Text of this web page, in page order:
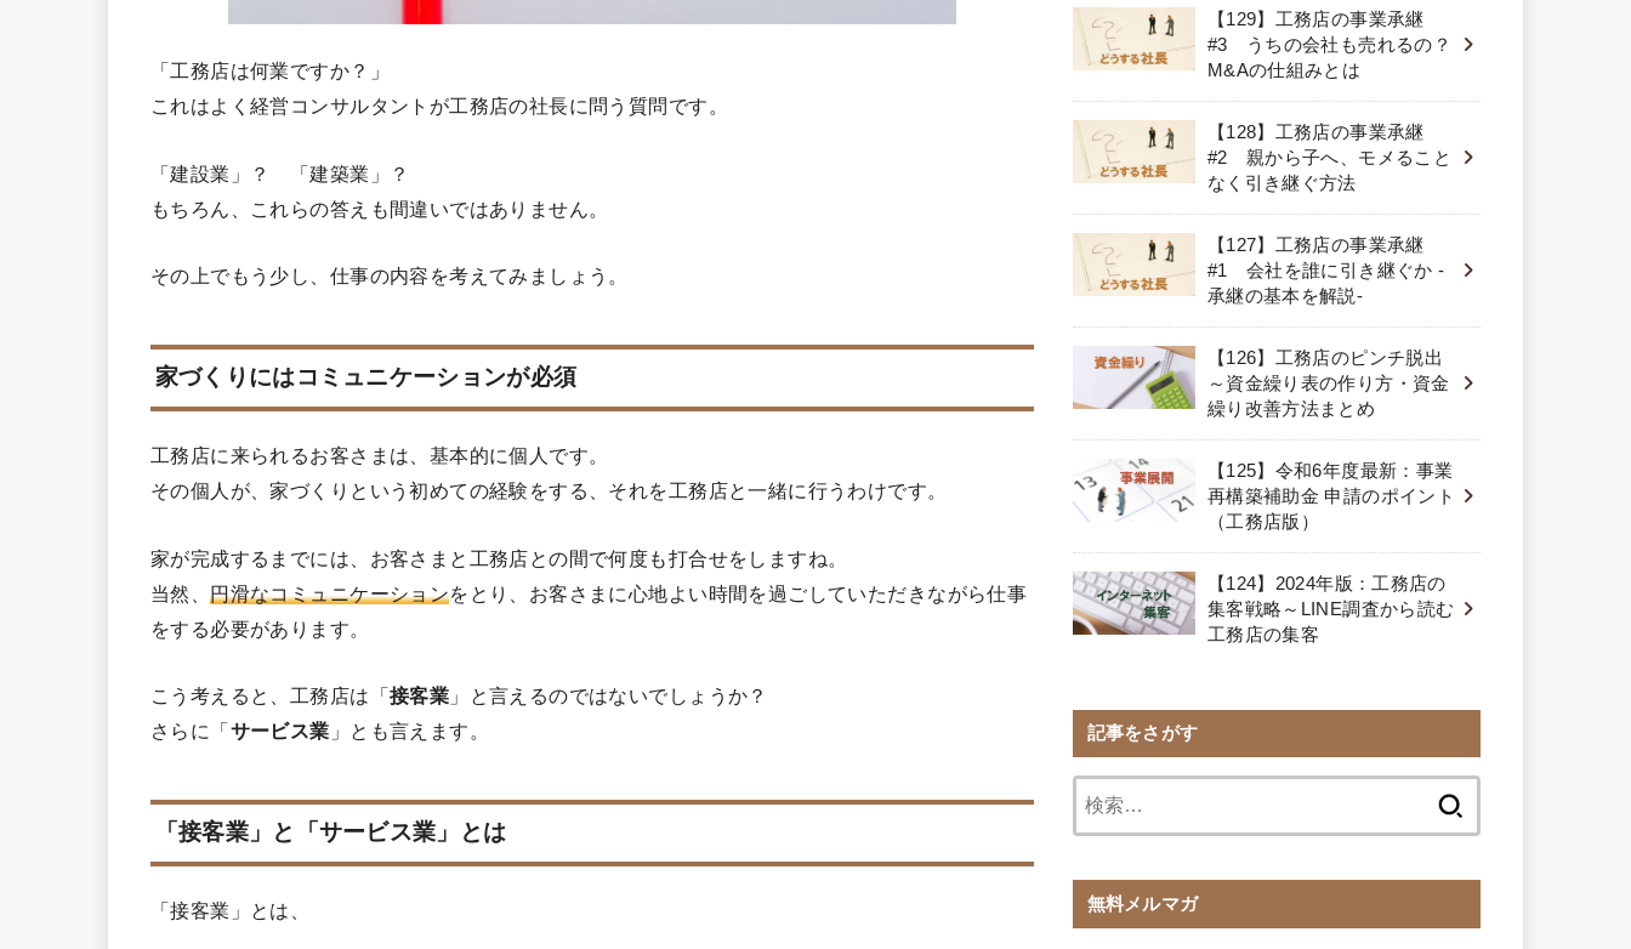
「工務店は何業ですか？」
これはよく経営コンサルタントが工務店の社長に問う質問です。
「建設業」？ 「建築業」？
もちろん、これらの答えも間違いではありません。
その上でもう少し、仕事の内容を考えてみましょう。
家づくりにはコミュニケーションが必須
工務店に来られるお客さまは、基本的に個人です。
その個人が、家づくりという初めての経験をする、それを工務店と一緒に行うわけです。
家が完成するまでには、お客さまと工務店との間で何度も打合せをしますね。
当然、円滑なコミュニケーションをとり、お客さまに心地よい時間を過ごしていただきながら仕事
をする必要があります。
こう考えると、工務店は「接客業 」と言えるのではないでしょうか？
さらに「サービス業 」とも言えます。
「接客業」と「サービス業」とは
「接客業」とは、
【129】工務店の事業承継
#3 うちの会社も売れるの？
M&Aの仕組みとは
【128】工務店の事業承継
#2 親から子へ、モメること
なく引き継ぐ方法
【127】工務店の事業承継
#1 会社を誰に引き継ぐか -
承継の基本を解説-
【126】工務店のピンチ脱出
～資金繰り表の作り方・資金
繰り改善方法まとめ
【125】令和6年度最新：事業
再構築補助金 申請のポイント
（工務店版）
【124】2024年版：工務店の
集客戦略～LINE調査から読む
工務店の集客
記事をさがす
無料メルマガ